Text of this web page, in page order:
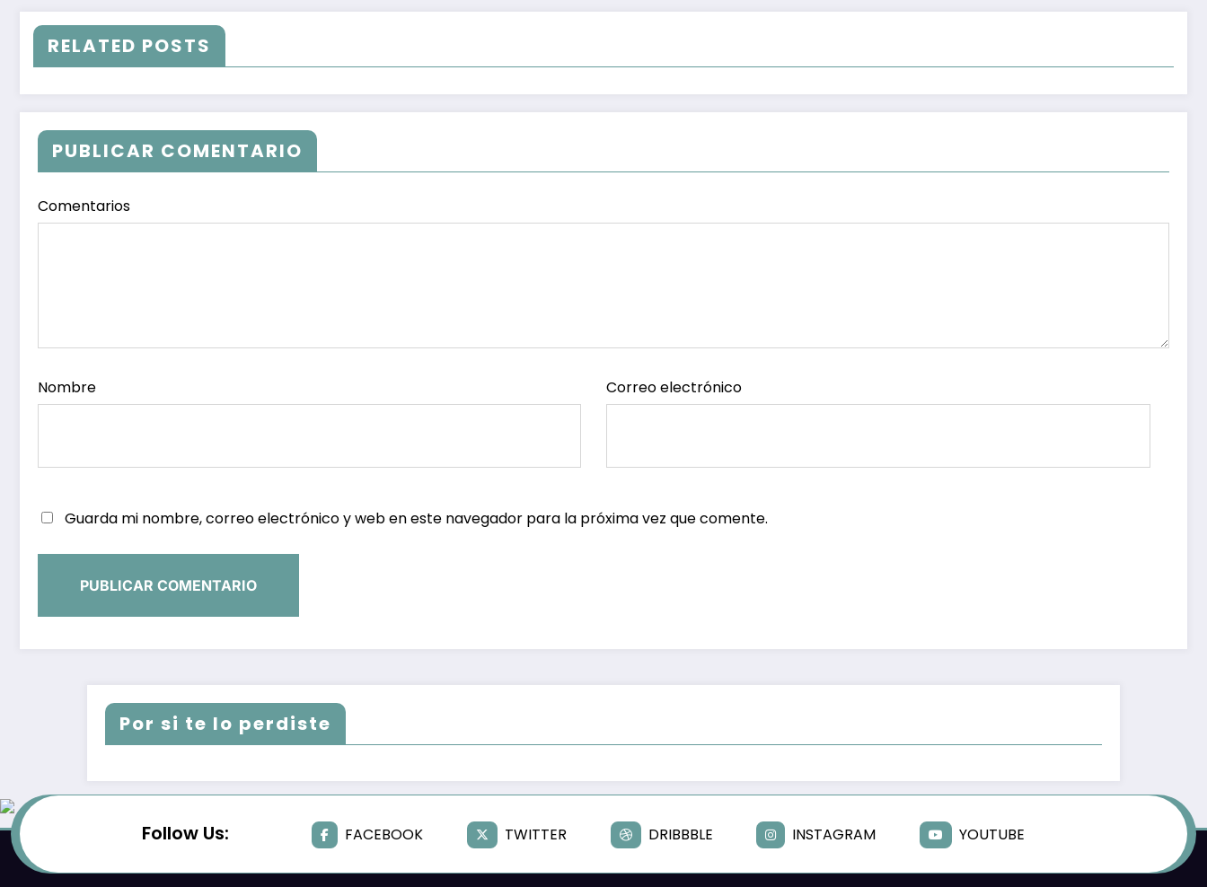
RELATED POSTS
PUBLICAR COMENTARIO
Comentarios
Nombre Correo electrónico
Guarda mi nombre, correo electrónico y web en este navegador para la próxima vez que comente.
Por si te lo perdiste
Follow Us: FACEBOOK TWITTER DRIBBBLE INSTAGRAM YOUTUBE